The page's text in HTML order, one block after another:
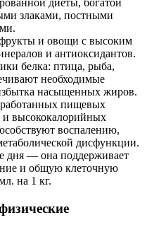
диеты, богатой
злаками, постными
и овощи с высоким
и антиоксидантов.
белка: птица, рыба,
необходимые
насыщенных жиров.
пищевых
и высококалорийных
воспалению,
дисфункции.
дня — она поддерживает
и общую клеточную
на 1 кг.